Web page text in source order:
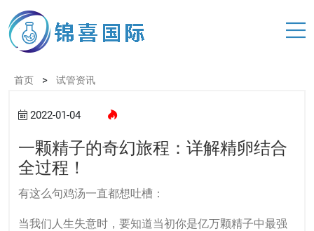
首页 > 试管资讯
2022-01-04
一颗精子的奇幻旅程：详解精卵结合
全过程！
有这么句鸡汤一直都想吐槽：
当我们人生失意时，要知道当初你是亿万颗精子中最强